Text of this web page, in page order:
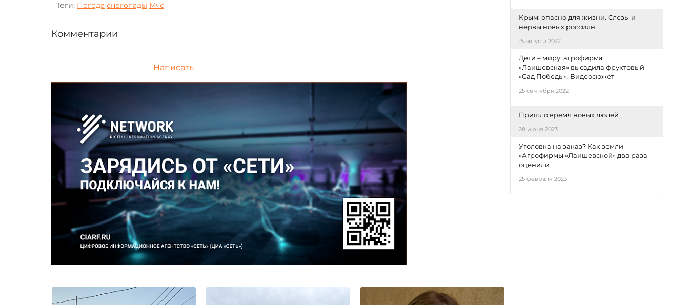
Теги: Погода снегопады Мчс
Комментарии
Написать
Крым: опасно для жизни. Слезы и
нервы новых россиян
15 августа 2022
Дети – миру: агрофирма
«Лаишевская» высадила фруктовый
«Сад Победы». Видеосюжет
25 сентября 2022
Пришло время новых людей
28 июня 2023
Уголовка на заказ? Как земли
«Агрофирмы «Лаишевской» два раза
оценили
25 февраля 2023